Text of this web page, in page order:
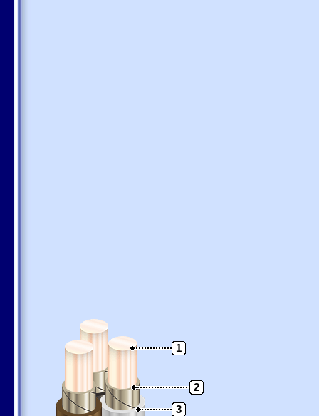
1
2
3